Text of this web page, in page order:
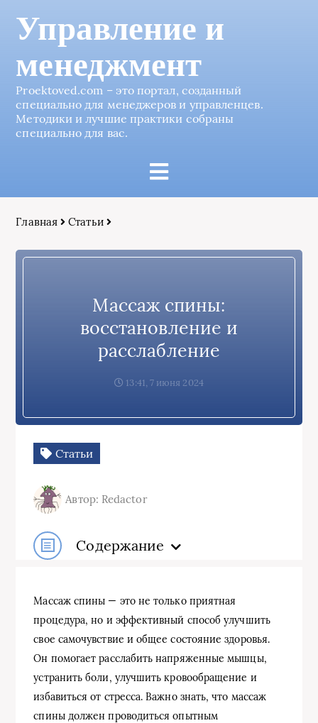
Управление и
менеджмент
Proektoved.com – это портал, созданный
специально для менеджеров и управленцев.
Методики и лучшие практики собраны
специально для вас.
Главная Статьи
Массаж спины:
восстановление и
расслабление
13:41, 7 июня 2024
Статьи
Автор: Redactor
Содержание
Массаж спины — это не только приятная
процедура, но и эффективный способ улучшить
свое самочувствие и общее состояние здоровья.
Он помогает расслабить напряженные мышцы,
устранить боли, улучшить кровообращение и
избавиться от стресса. Важно знать, что массаж
спины должен проводиться опытным